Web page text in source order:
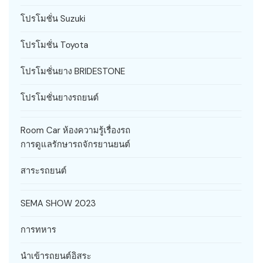
โปรโมชั่น Suzuki
โปรโมชั่น Toyota
โปรโมชั่นยาง BRIDESTONE
โปรโมชั่นยางรถยนต์
Room Car ห้องความรู้เรื่องรถ
การดูแลรักษารถจักรยานยนต์
สาระรถยนต์
SEMA SHOW 2023
การทหาร
นำเข้ารถยนต์อิสระ